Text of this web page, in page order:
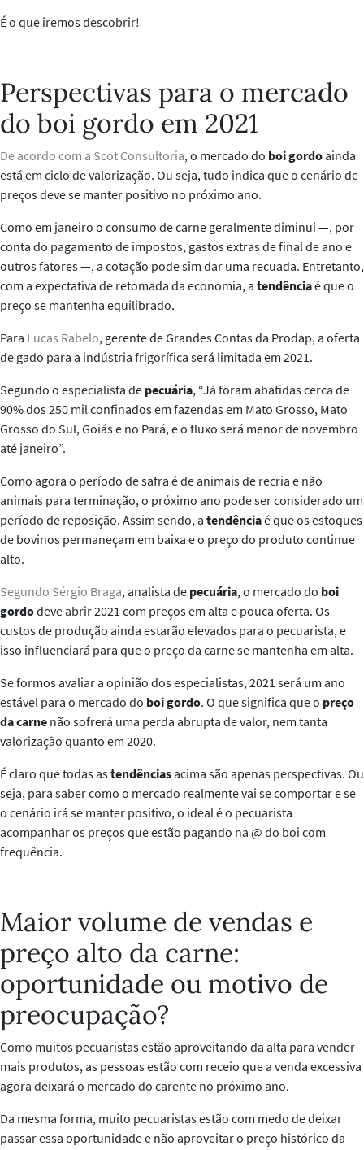
É o que iremos descobrir!
Perspectivas para o mercado
do boi gordo em 2021
De acordo com a Scot Consultoria, o mercado do boi gordoainda
está em ciclo de valorização. Ou seja, tudo indica que o cenário de
preços deve se manter positivo no próximo ano.
Como em janeiro o consumo de carne geralmente diminui —, por
conta do pagamento de impostos, gastos extras de final de ano e
outros fatores—, a cotação pode sim dar uma recuada. Entretanto,
com a expectativa de retomada da economia, a tendênciaé que o
preço se mantenha equilibrado.
Para Lucas Rabelo, gerente de Grandes Contas da Prodap, a oferta
de gado para a indústria frigorífica será limitada em 2021.
Segundo o especialista de pecuária, “Já foram abatidas cerca de
90% dos 250 mil confinados em fazendas em Mato Grosso, Mato
Grosso do Sul, Goiás e no Pará, e o fluxo será menor de novembro
até janeiro”.
Como agora o período de safra é de animais de recria e não
animais para terminação, o próximo ano pode ser considerado um
período de reposição. Assim sendo, a tendênciaé que os estoques
de bovinos permaneçam em baixa e o preço do produto continue
alto.
Segundo Sérgio Braga,analista de pecuária,o mercado do boi
gordodeve abrir 2021 com preços em alta e pouca oferta. Os
custos de produção ainda estarão elevados para o pecuarista, e
isso influenciará para que o preço da carne se mantenha em alta.
Se formos avaliar a opinião dos especialistas, 2021 será um ano
estável para o mercado do boi gordo. O que significa que o preço
da carne não sofrerá uma perda abrupta de valor, nem tanta
valorização quanto em 2020.
É claro que todas astendênciasacima são apenas perspectivas. Ou
seja, para saber como o mercado realmente vai se comportar e se
o cenário irá se manter positivo, o ideal é o pecuarista
acompanhar os preços que estão pagando na @ do boi com
frequência.
Maior volume de vendas e
preço alto da carne:
oportunidade ou motivo de
preocupação?
Como muitos pecuaristas estão aproveitando da alta para vender
mais produtos, as pessoas estão com receio que a venda excessiva
agora deixará o mercado do carente no próximo ano.
Da mesma forma, muito pecuaristas estão com medo de deixar
passar essa oportunidade e não aproveitar o preço histórico da